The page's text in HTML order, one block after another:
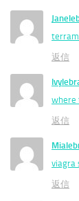
返信
where
返信
viagra
返信